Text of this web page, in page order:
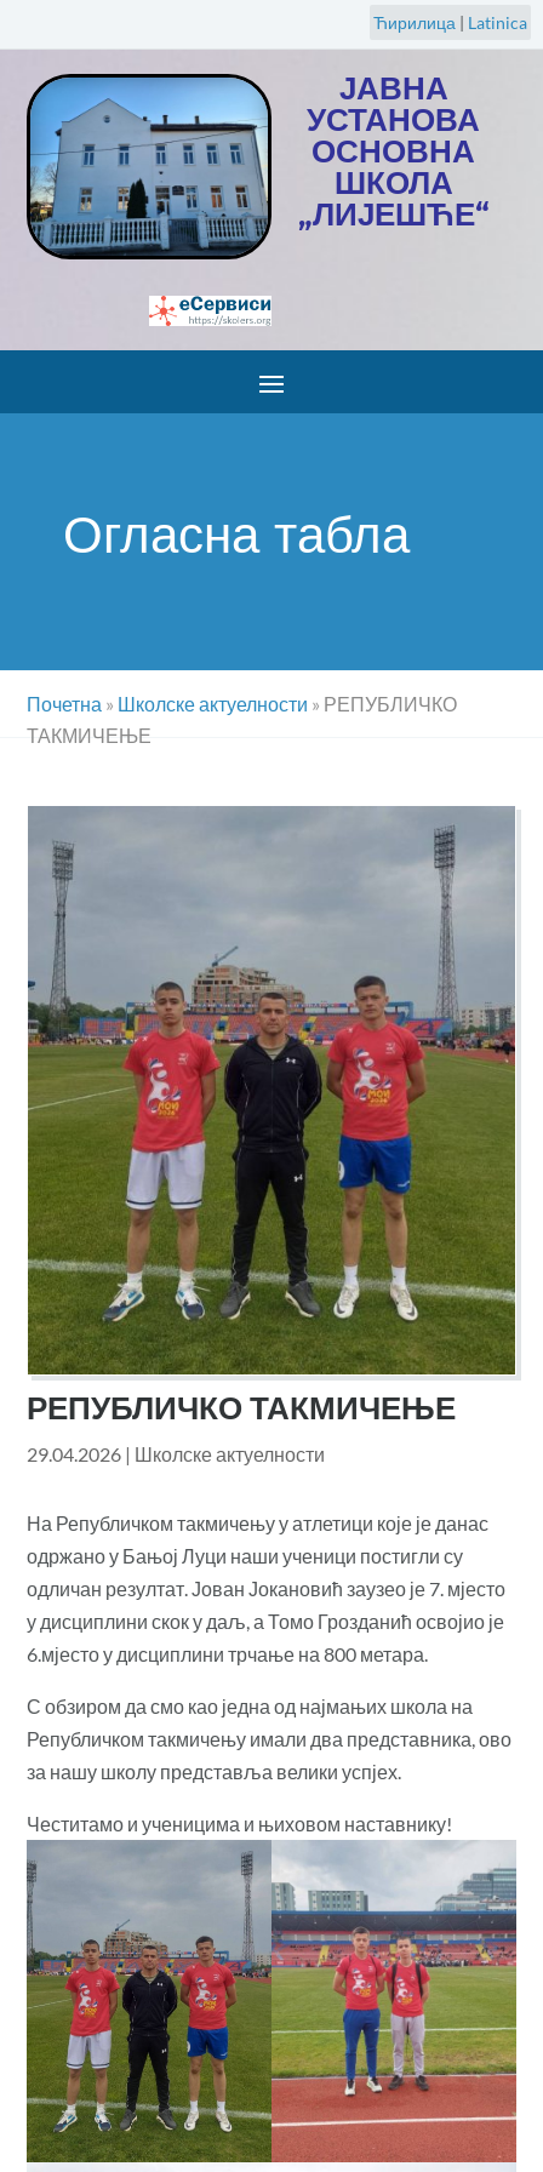
Ћирилица | Latinica
ЈАВНА
УСТАНОВА
ОСНОВНА
ШКОЛА
„ЛИЈЕШЋЕ“
Огласна табла
Почетна » Школске актуелности » РЕПУБЛИЧКО
ТАКМИЧЕЊЕ
РЕПУБЛИЧКО ТАКМИЧЕЊЕ
29.04.2026 | Школске актуелности
На Републичком такмичењу у атлетици које је данас
одржано у Бањој Луци наши ученици постигли су
одличан резултат. Јован Јокановић заузео је 7. мјесто
у дисциплини скок у даљ, а Томо Грозданић освојио је
6.мјесто у дисциплини трчање на 800 метара.
С обзиром да смо као једна од најмањих школа на
Републичком такмичењу имали два представника, ово
за нашу школу представља велики успјех.
Честитамо и ученицима и њиховом наставнику!